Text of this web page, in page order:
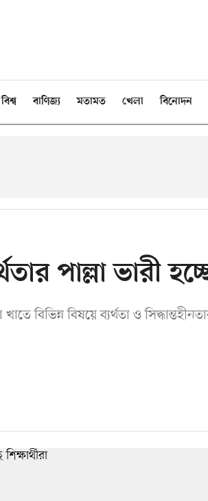
বিশ্ব বাণিজ্য মতামত খেলা বিনোদন
পাল্লা ভারী
বিভিন্ন বিষয়ে ব্যর্থতা ও